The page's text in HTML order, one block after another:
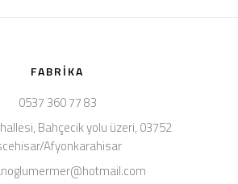
FABRIKA
0537 360 77 83
Bahçecik yolu üzeri, 03752
Afyonkarahisar